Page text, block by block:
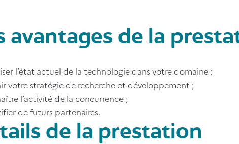
avantages de la
l’état actuel de la technologie dans votre domaine ;
votre stratégie de recherche et développement ;
l’activité de la concurrence ;
de futurs partenaires.
de la prestation